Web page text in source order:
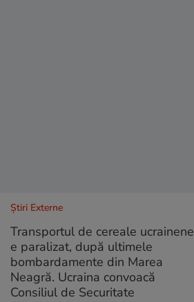
Știri Externe
Transportul de cereale ucrainene
e paralizat, după ultimele
bombardamente din Marea
Neagră. Ucraina convoacă
Consiliul de Securitate